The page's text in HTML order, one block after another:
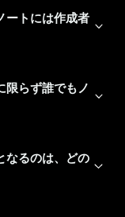
ートには作成者
限らず誰でもノ
なるのは、どの